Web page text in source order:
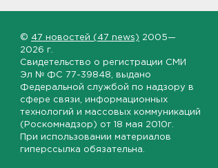
© 47 новостей (47 news) 2005—
2026 г.
Свидетельство о регистрации СМИ
Эл № ФС 77-39848 , выдано
Федеральной службой по надзору в
сфере связи, информационных
технологий и массовых коммуникаций
(Роскомнадзор) от 18 мая 2010г.
При использовании материалов
гиперссылка обязательна.